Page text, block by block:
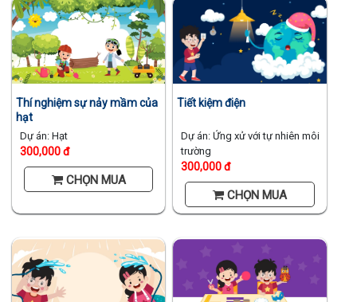
Thí nghiệm sự nảy mầm của
hạt
Dự án: Hạt
300,000 đ
CHỌN MUA
Tiết kiệm điện
Dự án: Ứng xử với tự nhiên môi
trường
300,000 đ
CHỌN MUA